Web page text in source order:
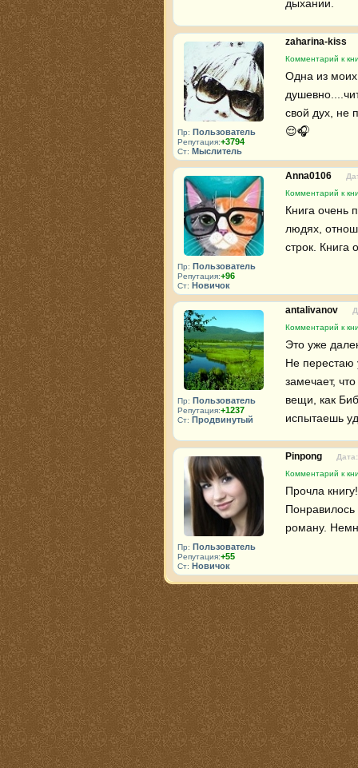
дыхании.
Пр: Пользователь
Репутация:+3794
Ст: Мыслитель
zaharina-kiss
Комментарий к
Одна из моих
свой дух, не
😌🎧
Пр: Пользователь
Репутация:+96
Ст: Новичок
Anna0106
Комментарий к
Книга очень
людях,
строк. Книга
Пр: Пользователь
Репутация:+1237
Ст: Продвинутый
antalivanov
Комментарий к
Это уже
Не перестаю
замечает,
вещи, как
испытаешь
Пр: Пользователь
Репутация:+55
Ст: Новичок
Pinpong
Комментарий к
Прочла
роману.